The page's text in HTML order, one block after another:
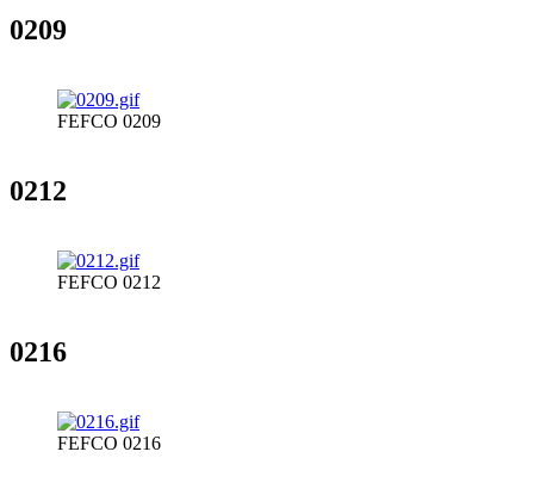
0209
FEFCO 0209
0212
FEFCO 0212
0216
FEFCO 0216